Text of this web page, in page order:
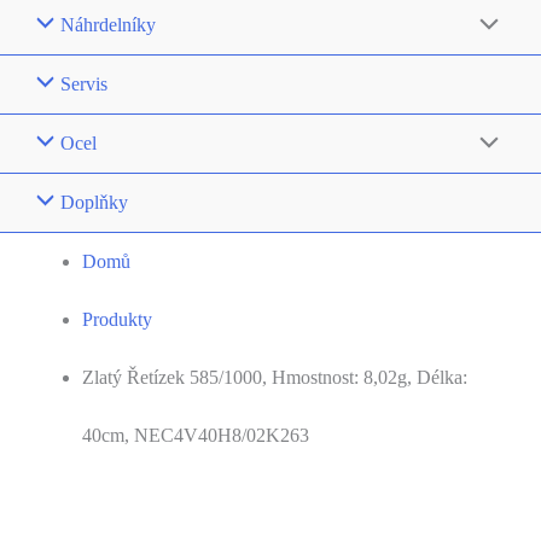
Náhrdelníky
Servis
Ocel
Doplňky
Domů
Produkty
Zlatý Řetízek 585/1000, Hmostnost: 8,02g, Délka:
40cm, NEC4V40H8/02K263